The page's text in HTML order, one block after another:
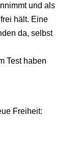
und als
hält. Eine
da, selbst
Test haben
Freiheit: